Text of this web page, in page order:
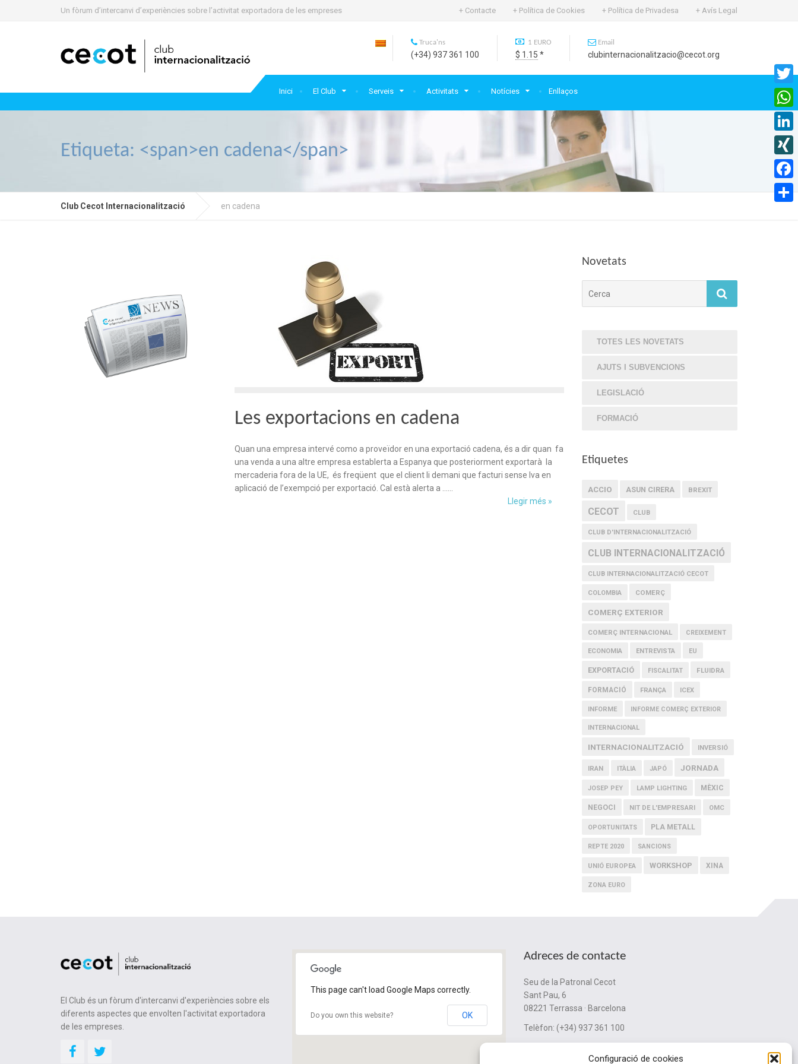
Configuració de cookies
Un fòrum d’intercanvi d’experiències sobre l’activitat exportadora de les empreses + Contacte + Política de Cookies + Política de Privadesa + Avís Legal
Inici El Club Serveis Activitats Notícies Enllaços
Truca'ns
(+34) 937 361 100
1 EURO
$ 1.15 *
Email
clubinternacionalitzacio@cecot.org
Etiqueta: <span>en cadena</span>
Club Cecot Internacionalització en cadena
Les exportacions en cadena
Quan una empresa intervé como a proveïdor en una exportació cadena, és a dir quan fa
una venda a una altre empresa establerta a Espanya que posteriorment exportarà la
mercaderia fora de la UE, és freqüent que el client li demani que facturi sense Iva en
aplicació de l’exempció per exportació. Cal està alerta a ……
Llegir més »
Novetats
TOTES LES NOVETATS
AJUTS I SUBVENCIONS
LEGISLACIÓ
FORMACIÓ
Etiquetes
ACCIO ASUN CIRERA BREXIT
CECOT CLUB
CLUB D'INTERNACIONALITZACIÓ
CLUB INTERNACIONALITZACIÓ
CLUB INTERNACIONALITZACIÓ CECOT
COLOMBIA COMERÇ
COMERÇ EXTERIOR
COMERÇ INTERNACIONAL CREIXEMENT
ECONOMIA ENTREVISTA EU
EXPORTACIÓ FISCALITAT FLUIDRA
FORMACIÓ FRANÇA ICEX
INFORME INFORME COMERÇ EXTERIOR
INTERNACIONAL
INTERNACIONALITZACIÓ INVERSIÓ
IRAN ITÀLIA JAPÓ JORNADA
JOSEP PEY LAMP LIGHTING MÈXIC
NEGOCI NIT DE L'EMPRESARI OMC
OPORTUNITATS PLA METALL
REPTE 2020 SANCIONS
UNIÓ EUROPEA WORKSHOP XINA
ZONA EURO
El Club és un fòrum d'intercanvi d'experiències sobre els
diferents aspectes que envolten l'activitat exportadora
de les empreses.
This page can't load Google Maps correctly.
Do you own this website? OK
Adreces de contacte
Seu de la Patronal Cecot
Sant Pau, 6
08221 Terrassa · Barcelona
Telèfon: (+34) 937 361 100
XING